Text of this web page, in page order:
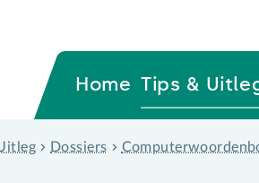
Home Tips &
Dossiers